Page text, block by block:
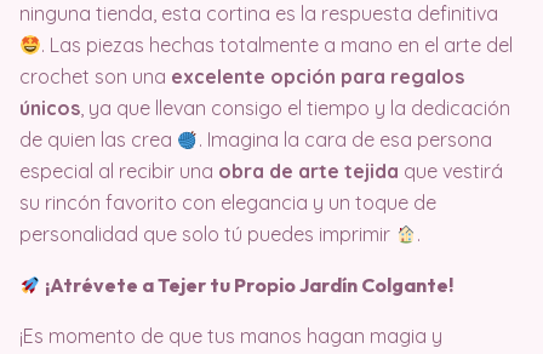
ninguna tienda, esta cortina es la respuesta definitiva
. Las piezas hechas totalmente a mano en el arte del
crochet son una excelente opción para regalos
únicos, ya que llevan consigo el tiempo y la dedicación
de quien las crea
. Imagina la cara de esa persona
especial al recibir una obra de arte tejida que vestirá
su rincón favorito con elegancia y un toque de
personalidad que solo tú puedes imprimir
.
¡Atrévete a Tejer tu Propio Jardín Colgante!
¡Es momento de que tus manos hagan magia y